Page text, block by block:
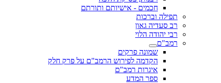
חכמים - אישיותם ותורתם
תפילה וברכות
רב סעדיה גאון
רבי יהודה הלוי
רמב"ם
שמונה פרקים
הקדמה לפירוש הרמב"ם על פרק חלק
איגרות רמב"ם
ספר המדע